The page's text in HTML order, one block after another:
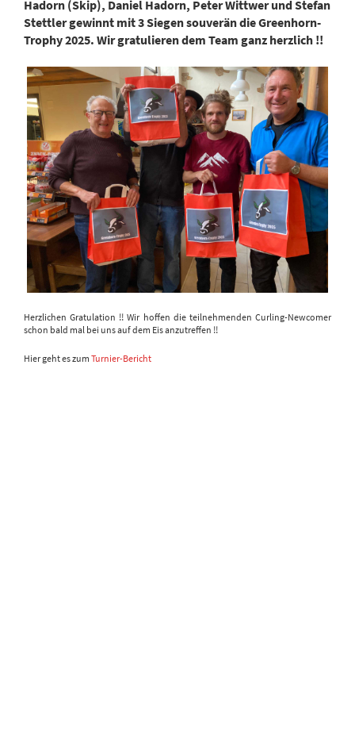
Hadorn (Skip), Daniel Hadorn, Peter Wittwer und Stefan
Stettler gewinnt mit 3 Siegen souverän die Greenhorn-
Trophy 2025. Wir gratulieren dem Team ganz herzlich !!
Herzlichen Gratulation !! Wir hoffen die teilnehmenden Curling-Newcomer
schon bald mal bei uns auf dem Eis anzutreffen !!
Hier geht es zum Turnier-Bericht